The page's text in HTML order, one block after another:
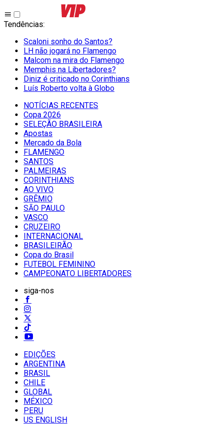
Tendências:
Scaloni sonho do Santos?
LH não jogará no Flamengo
Malcom na mira do Flamengo
Memphis na Libertadores?
Diniz é criticado no Corinthians
Luís Roberto volta à Globo
NOTÍCIAS RECENTES
Copa 2026
SELEÇÃO BRASILEIRA
Apostas
Mercado da Bola
FLAMENGO
SANTOS
PALMEIRAS
CORINTHIANS
AO VIVO
GRÊMIO
SĀO PAULO
VASCO
CRUZEIRO
INTERNACIONAL
BRASILEIRÃO
Copa do Brasil
FUTEBOL FEMININO
CAMPEONATO LIBERTADORES
siga-nos
EDIÇÕES
ARGENTINA
BRASIL
CHILE
GLOBAL
MÉXICO
PERU
US ENGLISH